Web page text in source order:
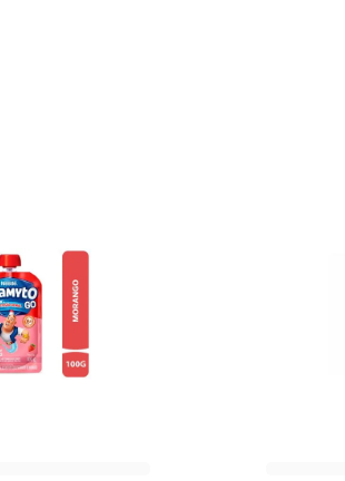
equilibrada, sendo uma
umaliado no seu dia a dia.